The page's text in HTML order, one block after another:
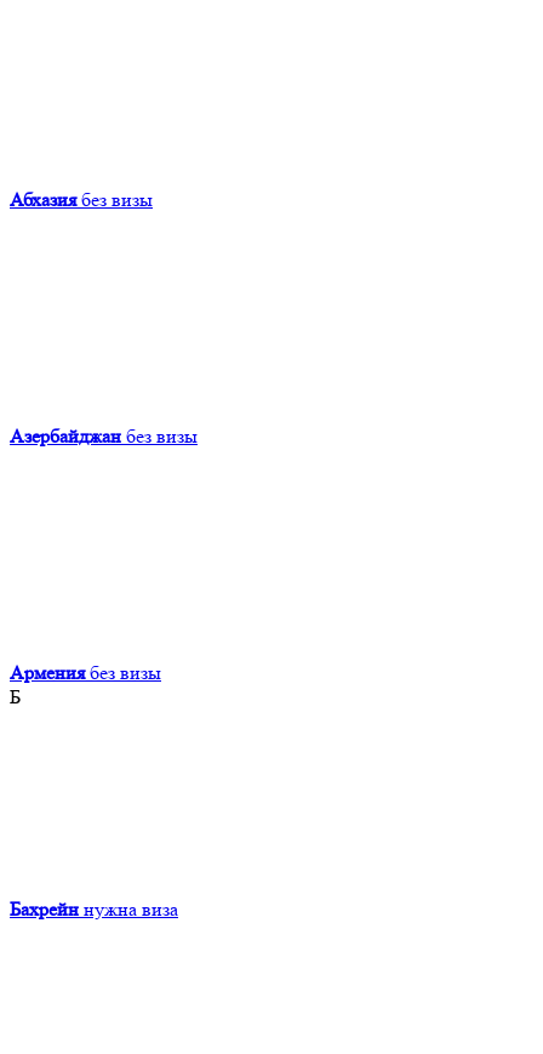
Абхазия без визы
Азербайджан без визы
Армения без визы
Б
Бахрейн нужна виза